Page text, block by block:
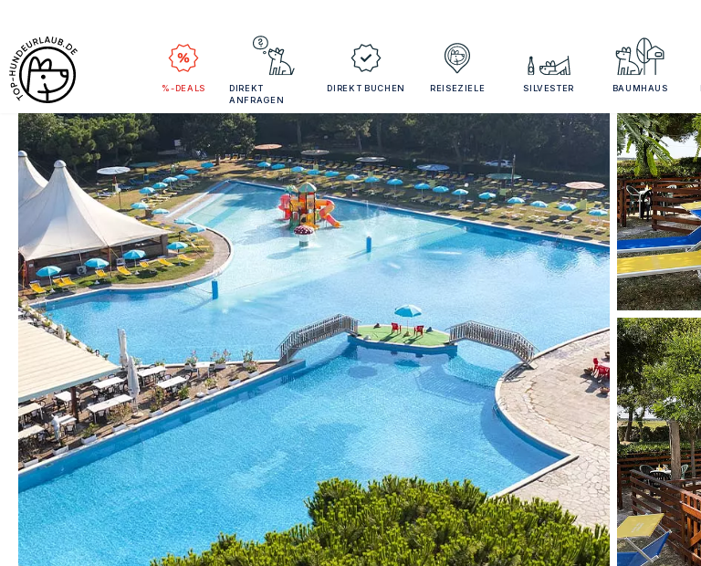
%-DEALS
DIREKT
ANFRAGEN
DIREKT BUCHEN REISEZIELE SILVESTER BAUMHAUS